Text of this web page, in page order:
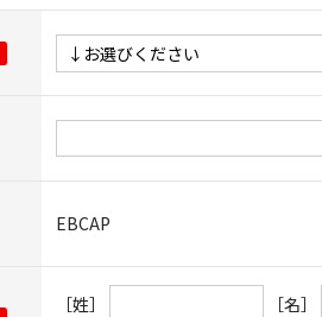
EBCAP
［姓］ ［名］